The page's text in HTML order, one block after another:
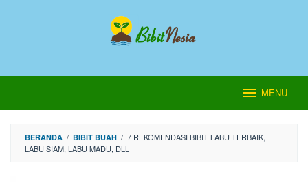
MENU
BERANDA / BIBIT BUAH / 7 REKOMENDASI BIBIT LABU TERBAIK,
LABU SIAM, LABU MADU, DLL